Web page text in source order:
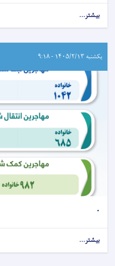
بیشتر...
یکشنبه ۱۴۰۵/۲/۱۳ - ۹:۱۸
.
بیشتر...